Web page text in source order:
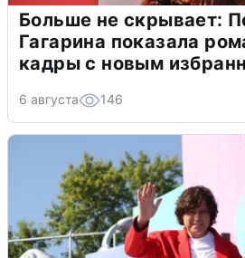
Больше не скрывает:
Гагарина показала
кадры с новым
6 августа 146